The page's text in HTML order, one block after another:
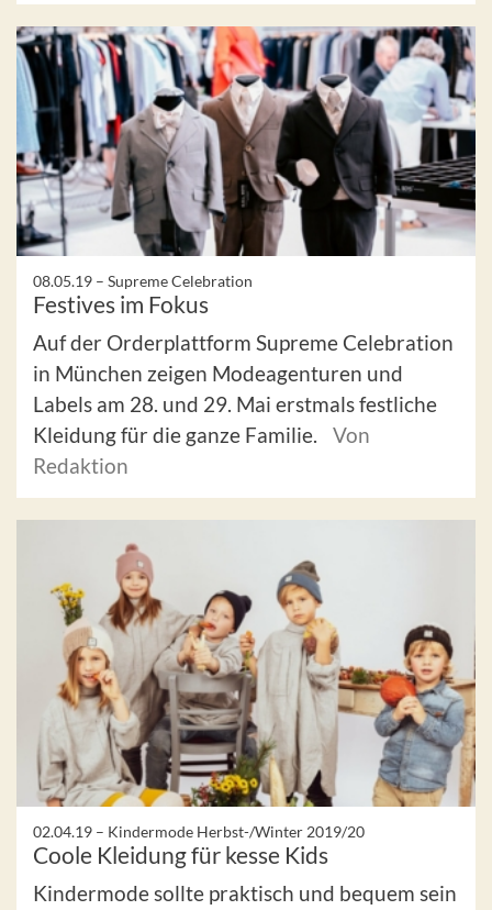
08.05.19 – Supreme Celebration
Festives im Fokus
Auf der Orderplattform Supreme Celebration
in München zeigen Modeagenturen und
Labels am 28. und 29. Mai erstmals festliche
Kleidung für die ganze Familie.
Von
Redaktion
02.04.19 – Kindermode Herbst-/Winter 2019/20
Coole Kleidung für kesse Kids
Kindermode sollte praktisch und bequem sein